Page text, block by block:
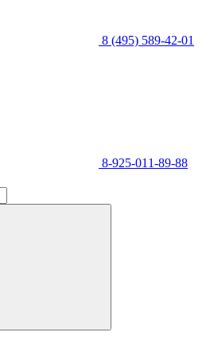
8 (495) 589-42-01
8-925-011-89-88